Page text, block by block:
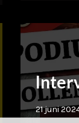
21 juni